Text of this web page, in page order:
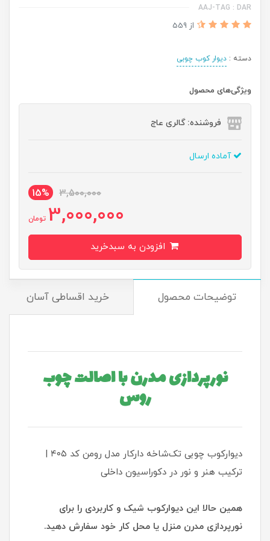
AAJ-TAG : DAR
از 559
دسته : دیوار کوب چوبی
ویژگی‌های محصول
فروشنده: گالری عاج
آماده ارسال
3,500,000
15%
3,000,000 تومان
توضیحات محصول خرید اقساطی آسان
نورپردازی مدرن با اصالت چوب
روس
دیوارکوب چوبی تک‌شاخه دارکار مدل رومن کد ۴۰۵ |
ترکیب هنر و نور در دکوراسیون داخلی
همین حالا این دیوارکوب شیک و کاربردی را برای
نورپردازی مدرن منزل یا محل کار خود سفارش دهید.